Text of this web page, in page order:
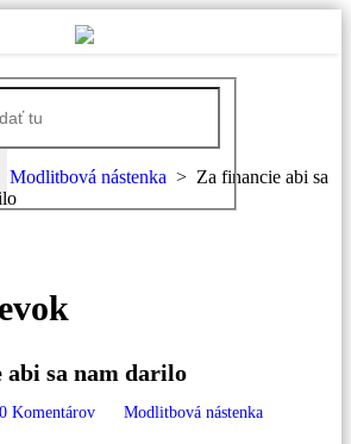
Modlitbová nástenka > Za financie abi sa
abi sa nam darilo
0 Komentárov Modlitbová nástenka